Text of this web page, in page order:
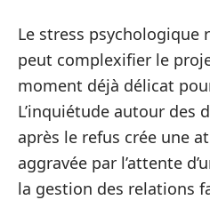
Le stress psychologique
peut complexifier le
moment déjà délicat
L’inquiétude autour des
après le refus crée une
aggravée par l’attente
la gestion des relations